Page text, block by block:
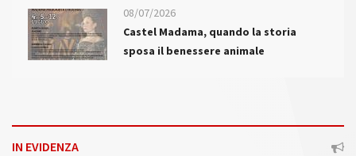
08/07/2026
Castel Madama, quando la storia
sposa il benessere animale
IN EVIDENZA